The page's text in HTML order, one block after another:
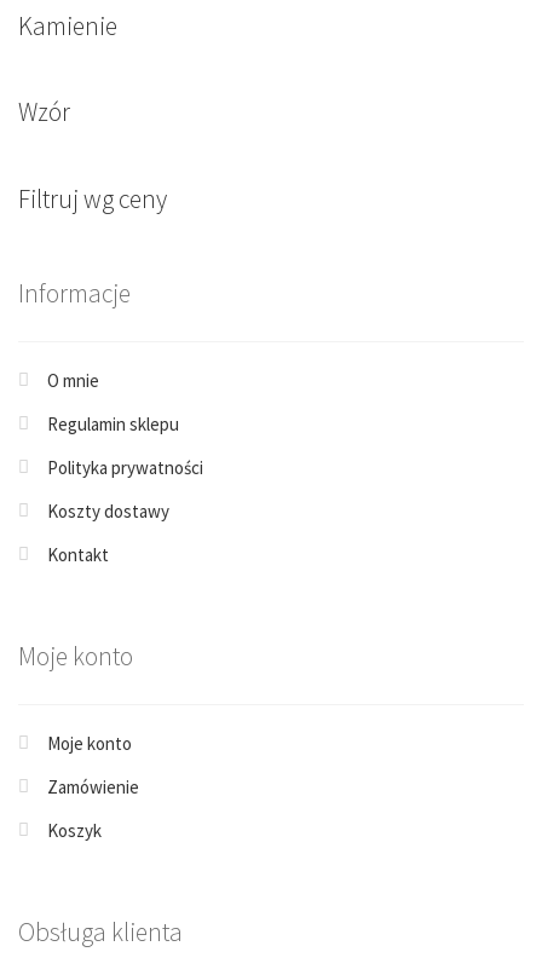
Kamienie
Wzór
Filtruj wg ceny
Informacje
O mnie
Regulamin sklepu
Polityka prywatności
Koszty dostawy
Kontakt
Moje konto
Moje konto
Zamówienie
Koszyk
Obsługa klienta